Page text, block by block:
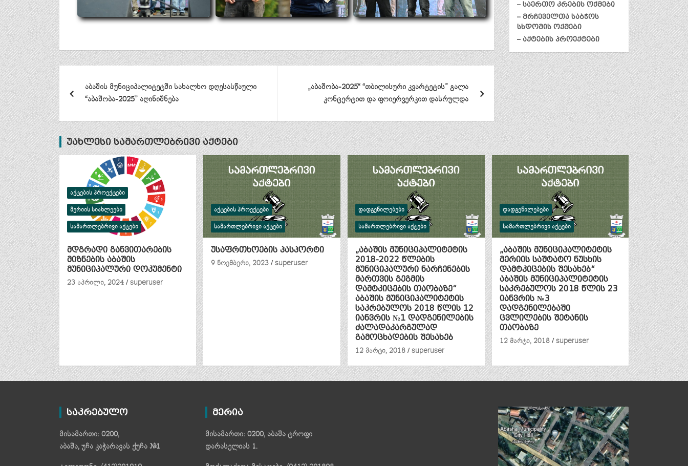
პოსტის
ნავიგაცია
აბაშის მუნიციპალიტეტში სახალხო დღესასწაული
“აბაშობა-2025” აღინიშნება
„აბაშობა-2025“ “თბილისური კვარტეტის” გალა
კონცერტით და ფოიერვერკით დასრულდა
– საერთო კრების ოქმები
– მრჩეველთა საბჭოს
სხდომის ოქმები
– აქტების პროექტები
უახლესი სამართლებრივი აქტები
ᲐᲥᲢᲔᲑᲘᲡ ᲞᲠᲝᲔᲥᲢᲔᲑᲘ
ᲛᲔᲠᲘᲘᲡ ᲡᲘᲐᲮᲚᲔᲔᲑᲘ
ᲡᲐᲛᲐᲠᲗᲚᲔᲑᲠᲘᲕᲘ ᲐᲥᲢᲔᲑᲘ
მდგრადი განვითარების
მიზნების აბაშის
მუნიციპალური დოკუმენტი
23 აპრილი, 2024
superuser
ᲐᲥᲢᲔᲑᲘᲡ ᲞᲠᲝᲔᲥᲢᲔᲑᲘ
ᲡᲐᲛᲐᲠᲗᲚᲔᲑᲠᲘᲕᲘ ᲐᲥᲢᲔᲑᲘ
უსაფრთხოების პასპორტი
9 ნოემბერი, 2023
superuser
ᲓᲐᲓᲒᲔᲜᲘᲚᲔᲑᲔᲑᲘ
ᲡᲐᲛᲐᲠᲗᲚᲔᲑᲠᲘᲕᲘ ᲐᲥᲢᲔᲑᲘ
„აბაშის მუნიციპალიტეტის
2018-2022 წლების
მუნიციპალური ნარჩენების
მართვის გეგმის
დამტკიცების თაობაზე“
აბაშის მუნიციპალიტეტის
საკრებულოს 2018 წლის 12
იანვრის №1 დადგენილების
ძალადაკარგულად
გამოცხადების შესახებ
12 მარტი, 2018
superuser
ᲓᲐᲓᲒᲔᲜᲘᲚᲔᲑᲔᲑᲘ
ᲡᲐᲛᲐᲠᲗᲚᲔᲑᲠᲘᲕᲘ ᲐᲥᲢᲔᲑᲘ
„აბაშის მუნიციპალიტეტის
მერიის საშტატო ნუსხის
დამტკიცების შესახებ“
აბაშის მუნიციპალიტეტის
საკრებულოს 2018 წლის 23
იანვრის №3
დადგენილებაში
ცვლილების შეტანის
თაობაზე
12 მარტი, 2018
superuser
საკრებულო
მისამართი: 0200,
აბაშა, უჩა კაჭარავას ქუჩა №1
მერია
მისამართი: 0200, აბაშა ტროფი
დარასელიას 1.